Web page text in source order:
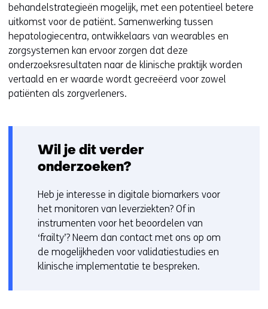
behandelstrategieën mogelijk, met een potentieel betere
uitkomst voor de patiënt. Samenwerking tussen
hepatologiecentra, ontwikkelaars van wearables en
zorgsystemen kan ervoor zorgen dat deze
onderzoeksresultaten naar de klinische praktijk worden
vertaald en er waarde wordt gecreëerd voor zowel
patiënten als zorgverleners.
Wil je dit verder
onderzoeken?
Heb je interesse in digitale biomarkers voor
het monitoren van leverziekten? Of in
instrumenten voor het beoordelen van
‘frailty’? Neem dan contact met ons op om
de mogelijkheden voor validatiestudies en
klinische implementatie te bespreken.